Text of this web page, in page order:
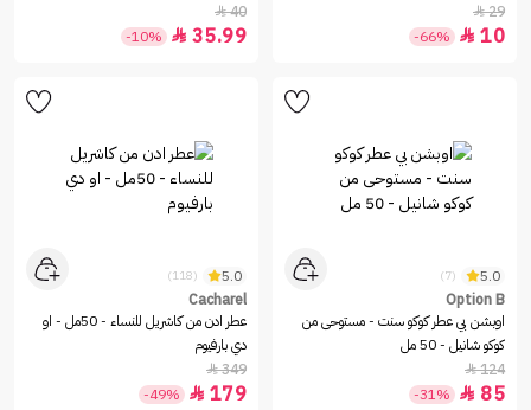
29

10

-66%
40

35.99

-10%
5.0
(7)
Option B
اوبشن بي عطر كوكو سنت - مستوحى من
كوكو شانيل - 50 مل
124

85

-31%
5.0
(118)
Cacharel
عطر ادن من كاشريل للنساء - 50مل - او
دي بارفيوم
349

179

-49%